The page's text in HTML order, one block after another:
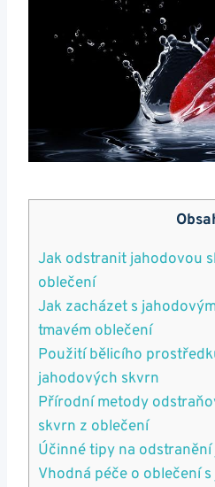
Jak odstranit⁣ jahodovou
oblečení
Jak zacházet‍ s
tmavém ⁤oblečení
Použití bělicího
jahodových skvrn
Přírodní metody⁤
skvrn z oblečení
Účinné tipy na
Vhodná péče o oblečení